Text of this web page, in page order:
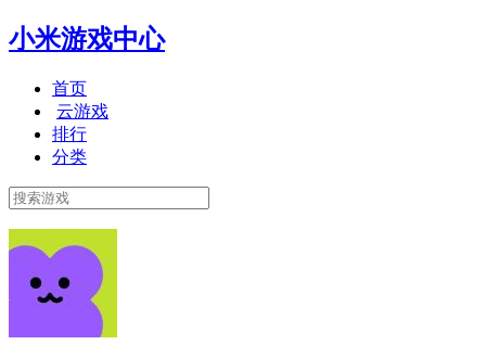
小米游戏中心
首页
云游戏
排行
分类